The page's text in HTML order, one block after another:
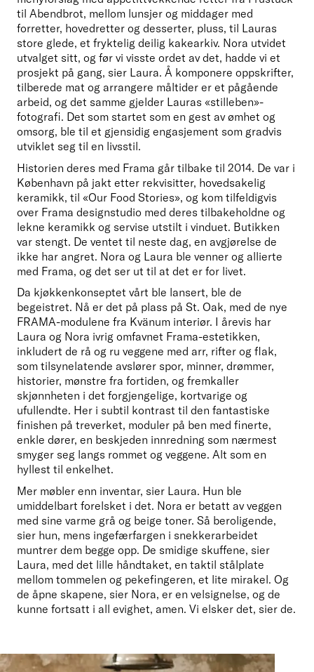
til Abendbrot, mellom lunsjer og middager med
forretter, hovedretter og desserter, pluss, til Lauras
store glede, et fryktelig deilig kakearkiv. Nora utvidet
utvalget sitt, og før vi visste ordet av det, hadde vi et
prosjekt på gang, sier Laura. Å komponere oppskrifter,
tilberede mat og arrangere måltider er et pågående
arbeid, og det samme gjelder Lauras «stilleben»-
fotografi. Det som startet som en gest av ømhet og
omsorg, ble til et gjensidig engasjement som gradvis
Historien deres med Frama går tilbake til 2014. De var i
København på jakt etter rekvisitter, hovedsakelig
keramikk, til «Our Food Stories», og kom tilfeldigvis
over Frama designstudio med deres tilbakeholdne og
lekne keramikk og servise utstilt i vinduet. Butikken
var stengt. De ventet til neste dag, en avgjørelse de
ikke har angret. Nora og Laura ble venner og allierte
Da kjøkkenkonseptet vårt ble lansert, ble de
begeistret. Nå er det på plass på St. Oak, med de nye
FRAMA-modulene fra Kvänum interiør. I årevis har
Laura og Nora ivrig omfavnet Frama-estetikken,
inkludert de rå og ru veggene med arr, rifter og flak,
som tilsynelatende avslører spor, minner, drømmer,
historier, mønstre fra fortiden, og fremkaller
skjønnheten i det forgjengelige, kortvarige og
ufullendte. Her i subtil kontrast til den fantastiske
finishen på treverket, moduler på ben med finerte,
enkle dører, en beskjeden innredning som nærmest
smyger seg langs rommet og veggene. Alt som en
Mer møbler enn inventar, sier Laura. Hun ble
umiddelbart forelsket i det. Nora er betatt av veggen
med sine varme grå og beige toner. Så beroligende,
sier hun, mens ingefærfargen i snekkerarbeidet
muntrer dem begge opp. De smidige skuffene, sier
Laura, med det lille håndtaket, en taktil stålplate
mellom tommelen og pekefingeren, et lite mirakel. Og
de åpne skapene, sier Nora, er en velsignelse, og de